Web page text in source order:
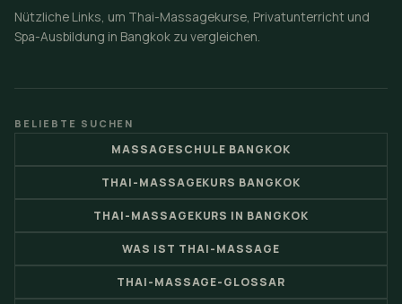
Nützliche Links, um Thai-Massagekurse, Privatunterricht und
Spa-Ausbildung in Bangkok zu vergleichen.
BELIEBTE SUCHEN
MASSAGESCHULE BANGKOK
THAI-MASSAGEKURS BANGKOK
THAI-MASSAGEKURS IN BANGKOK
WAS IST THAI-MASSAGE
THAI-MASSAGE-GLOSSAR